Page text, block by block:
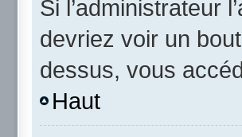
Si l’administrateur
devriez voir un
dessus, vous
Haut